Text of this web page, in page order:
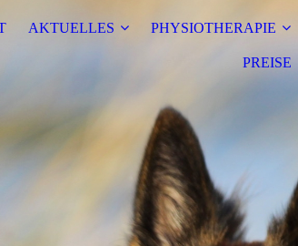
AKTUELLES PHYSIOTHERAPIE
PREISE